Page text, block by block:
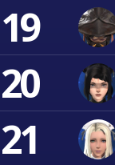
19
20
21